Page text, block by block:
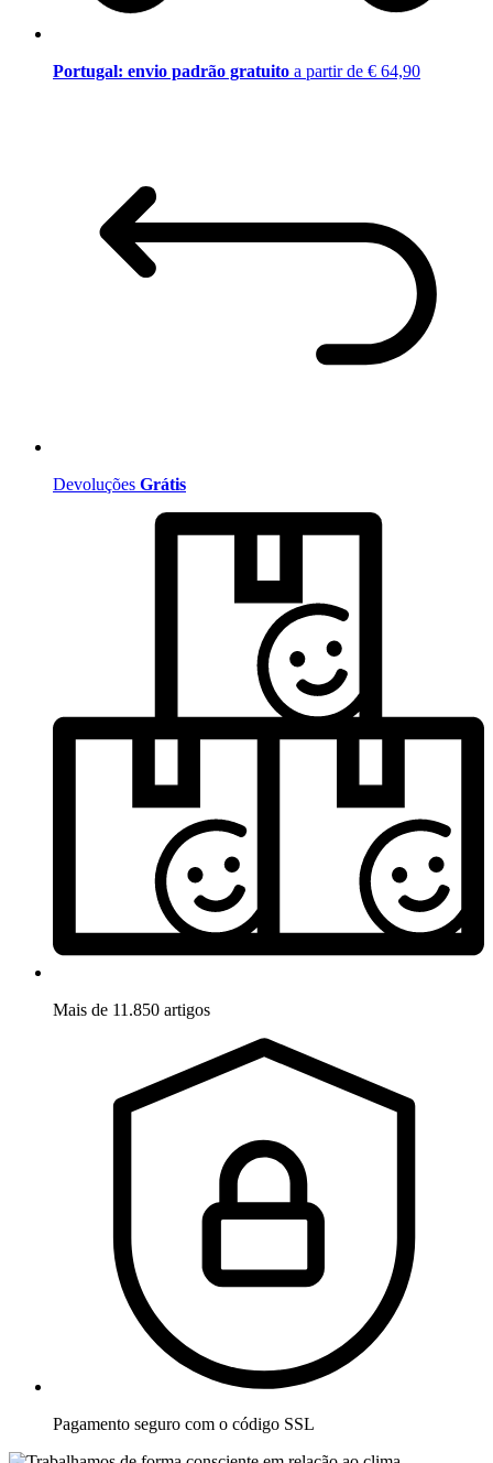
Portugal: envio padrão gratuito a partir de € 64,90
Devoluções Grátis
Mais de 11.850 artigos
Pagamento seguro com o código SSL